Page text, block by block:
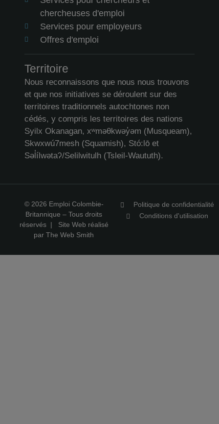
chercheuses d'emploi
Services pour employeurs
Offres d'emploi
Territoire
Nous reconnaissons que nous nous trouvons
et que nos initiatives se déroulent sur des
territoires traditionnels autochtones non
cédés, y compris les territoires des nations
Syilx Okanagan, xʷməθkwəy̓əm (Musqueam),
Skwxwú7mesh (Squamish), Stó:lō et
Səl̓ílwətaʔ/Selilwitulh (Tsleil-Waututh).
© 2026 Emploi Colombie-
Britannique – Tous droits
réservés | Site Web réalisé
par The Web Smith
Politique de confidentialité
Conditions d'utilisation